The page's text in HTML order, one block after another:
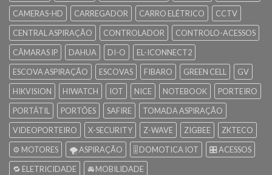
CAMERAS-HD
CARREGADOR CARRO ELÉTRICO
CCTV
CENTRAL ASPIRAÇÃO
CONTROLADOR
CONTROLO-ACESSOS
CÂMARAS IP
DAHUA DI-O
EL-ICONNECT2
ESCOVA ASPIRAÇÃO
ESCOVAS FIBARO GREEN CELL
GV
HIKVISION
HIWATCH IOT NICE NOTEBOOK
PORTEIRO
PORTÁTIL
PORTÕES SAFIRE
TOMADA ASPIRAÇÃO
VIDEOPORTEIRO
X-SECURITY Z-WAVE ZIGBEE
ZKTECO
⚙️ MOTORES
🌪️ ASPIRAÇÃO 🎚️ DOMOTICA IOT
🎛️ ACESSOS
🔁 ELETRICIDADE
🚘 MOBILIDADE